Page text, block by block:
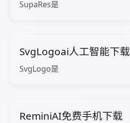
SupaRes是
SvgLogoai人工智能下载
SvgLogo是
ReminiAI免费手机下载